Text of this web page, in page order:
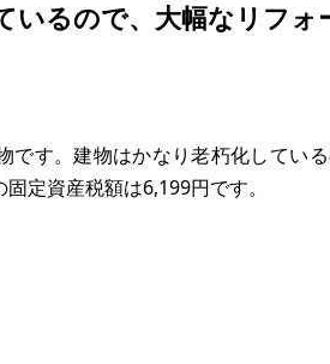
いるので、大幅なリフ
です。建物はかなり老朽化してい
定資産税額は6,199円です。